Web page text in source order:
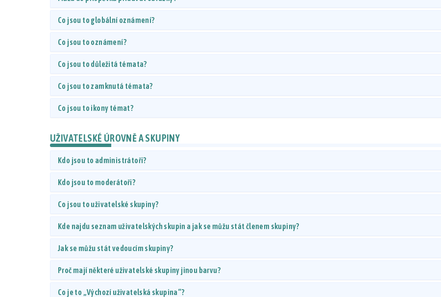
Co jsou to globální oznámení?
Co jsou to oznámení?
Co jsou to důležitá témata?
Co jsou to zamknutá témata?
Co jsou to ikony témat?
UŽIVATELSKÉ ÚROVNĚ A SKUPINY
Kdo jsou to administrátoři?
Kdo jsou to moderátoři?
Co jsou to uživatelské skupiny?
Kde najdu seznam uživatelských skupin a jak se můžu stát členem skupiny?
Jak se můžu stát vedoucím skupiny?
Proč mají některé uživatelské skupiny jinou barvu?
Co je to „Výchozí uživatelská skupina“?